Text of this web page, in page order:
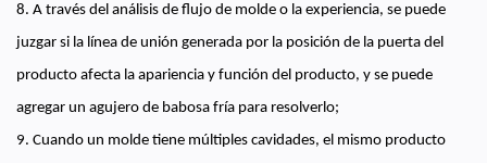
8. A través del análisis de flujo de molde o la experiencia, se puede
juzgar si la línea de unión generada por la posición de la puerta del
producto afecta la apariencia y función del producto, y se puede
agregar un agujero de babosa fría para resolverlo;
9. Cuando un molde tiene múltiples cavidades, el mismo producto